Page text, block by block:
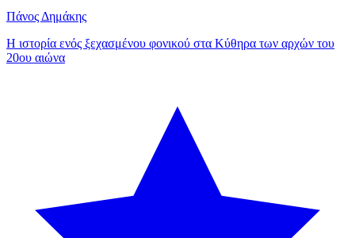
Πάνος Δημάκης
Η ιστορία ενός ξεχασμένου φονικού στα Κύθηρα των αρχών του
20ου αιώνα